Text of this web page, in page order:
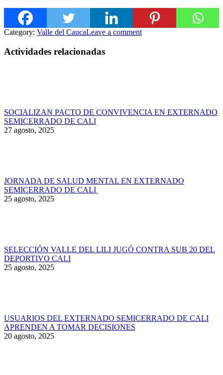
Category: Valle del CaucaLeave a comment
Actividades relacionadas
SOCIALIZAN PACTO DE CONVIVENCIA EN EXTERNADO
SEMICERRADO DE CALI
27 agosto, 2025
JORNADA DE SALUD MENTAL EN EXTERNADO
SEMICERRADO DE CALI
25 agosto, 2025
SELECCIÓN VALLE DEL LILI JUGÓ CONTRA SUB 20 DEL
DEPORTIVO CALI
25 agosto, 2025
USUARIOS DEL EXTERNADO SEMICERRADO DE CALI
APRENDEN A TOMAR DECISIONES
20 agosto, 2025